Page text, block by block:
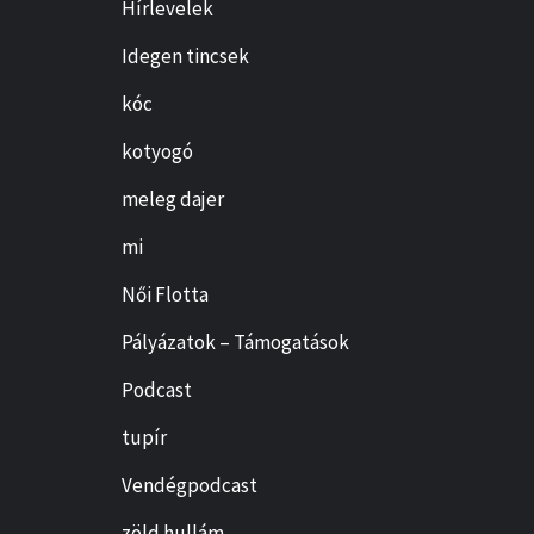
Hírlevelek
Idegen tincsek
kóc
kotyogó
meleg dajer
mi
Női Flotta
Pályázatok – Támogatások
Podcast
tupír
Vendégpodcast